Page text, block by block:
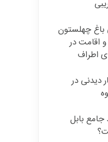
باغ چهلستون
اقامت در
اطراف
دیدنی در
بابل